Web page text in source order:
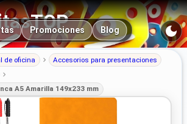
principal
Promociones Blog
de oficina
Accesorios para presentaciones
A5 Amarilla 149x233 mm